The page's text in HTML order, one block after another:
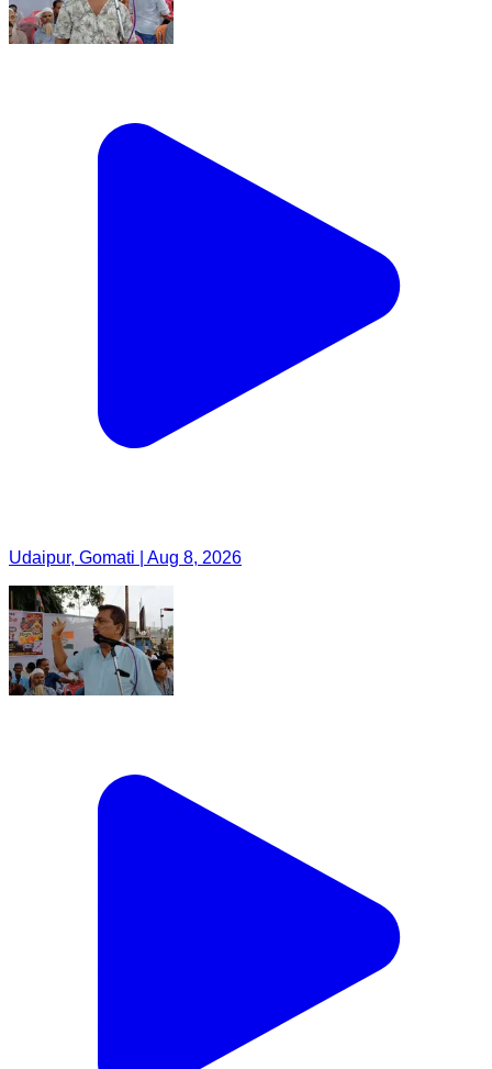
Udaipur, Gomati | Aug 8, 2026